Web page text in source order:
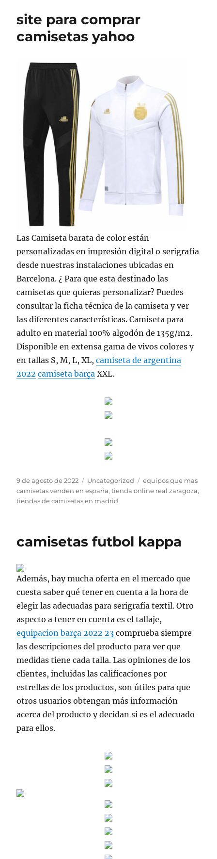
site para comprar
camisetas yahoo
Las Camiseta barata de color están
personalizadas en impresión digital o serigrafia
desde nuestras instalaciones ubicadas en
Barcelona. ¿ Para que esta destinado las
camisetas que quieras personalizar? Puedes
consultar la ficha técnica de la camiseta y ver
las diferentes características. Camiseta para
adulto en material 100% algodón de 135g/m2.
Disponible en extensa gama de vivos colores y
en tallas S, M, L, XL,camiseta de argentina
2022 camiseta barça XXL.
Publicado
el
9 de agosto de 2022 Categorías
Uncategorized Etiquetas
equipos que mas
camisetas venden en españa,tienda online real zaragoza,
tiendas de camisetas en madrid
camisetas futbol kappa
Además, hay mucha oferta en el mercado que
cuesta saber qué tener en cuenta a la hora de
elegir las adecuadas para serigrafía textil. Otro
aspecto a tener en cuenta es el tallaje,
equipacion barça 2022 23 comprueba siempre
las descripciones del producto para ver que
medidas tiene cada talla. Las opiniones de los
clientes, incluidas las calificaciones por
estrellas de los productos, son útiles para que
otros usuarios obtengan más información
acerca del producto y decidan si es el adecuado
para ellos.